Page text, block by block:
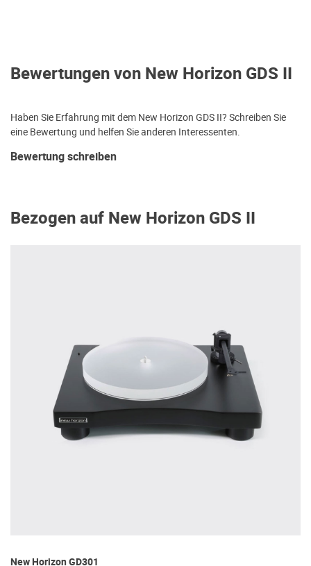
Bewertungen von New Horizon GDS II
Haben Sie Erfahrung mit dem New Horizon GDS II? Schreiben Sie
eine Bewertung und helfen Sie anderen Interessenten.
Bewertung schreiben
Bezogen auf New Horizon GDS II
New Horizon GD301